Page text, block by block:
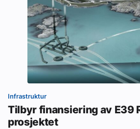
Infrastruktur
Tilbyr finansiering av E39
prosjektet